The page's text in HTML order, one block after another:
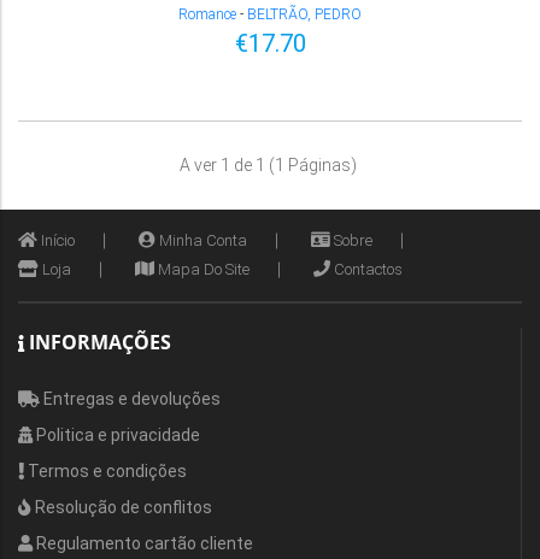
Romance - BELTRÃO, PEDRO
€17.70
A ver 1 de 1 (1 Páginas)
Início Minha Conta
Sobre
Loja
Mapa Do Site Contactos
INFORMAÇÕES
Entregas e devoluções
Politica e privacidade
Termos e condições
Resolução de conflitos
Regulamento cartão cliente